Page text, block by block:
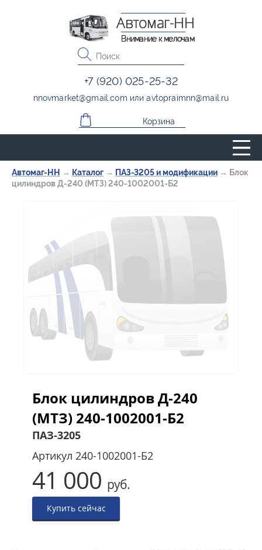
Автомаг-НН → Каталог → ПАЗ-3205 и модификации → Блок
цилиндров Д-240 (МТЗ) 240-1002001-Б2
Блок цилиндров Д-240
(МТЗ) 240-1002001-Б2
ПАЗ-3205
Артикул 240-1002001-Б2
41 000 руб.
Купить сейчас
Автомаг-НН
Внимание к мелочам
+7 (920) 025-25-32
nnovmarket@gmail.com илиavtopraimnn@mail.ru
Корзина